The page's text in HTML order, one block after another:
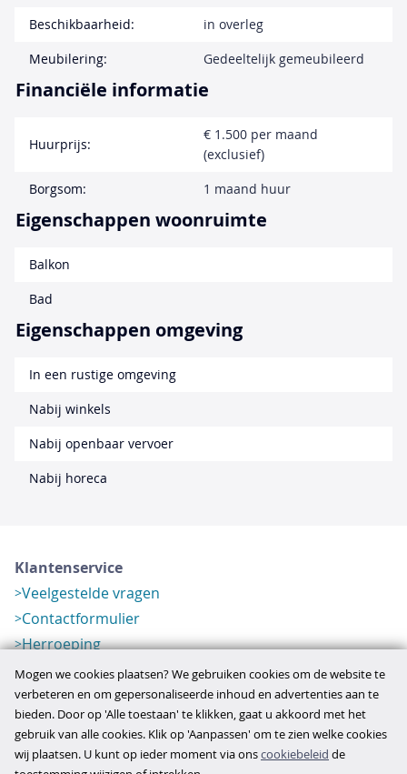
Beschikbaarheid:
in overleg
Meubilering:
Gedeeltelijk gemeubileerd
Financiële informatie
Huurprijs:
€ 1.500 per maand
(exclusief)
Borgsom:
1 maand huur
Eigenschappen woonruimte
Balkon
Bad
Eigenschappen omgeving
In een rustige omgeving
Nabij winkels
Nabij openbaar vervoer
Nabij horeca
Klantenservice
Veelgestelde vragen
Contactformulier
Herroeping
Over ons
Bedrijfsgegevens
Werkwijze
Overzichten
Mogen we cookies plaatsen? We gebruiken cookies om de website te
verbeteren en om gepersonaliseerde inhoud en advertenties aan te
bieden. Door op 'Alle toestaan' te klikken, gaat u akkoord met het
gebruik van alle cookies. Klik op 'Aanpassen' om te zien welke cookies
wij plaatsen. U kunt op ieder moment via onscookiebeleid de